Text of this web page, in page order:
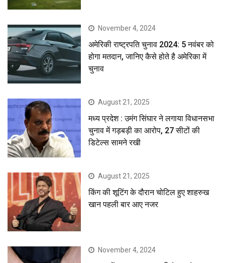
November 4, 2024
अमेरिकी राष्ट्रपति चुनाव 2024: 5 नवंबर को
होगा मतदान, जानिए कैसे होते है अमेरिका में
चुनाव
August 21, 2025
मध्य प्रदेश : उमंग सिंघार ने लगाया विधानसभा
चुनाव में गड़बड़ी का आरोप, 27 सीटों की
डिटेल्स सामने रखी
August 21, 2025
किंग की शूटिंग के दौरान चोटिल हुए शाहरुख
खान पहली बार आए नजर
November 4, 2024